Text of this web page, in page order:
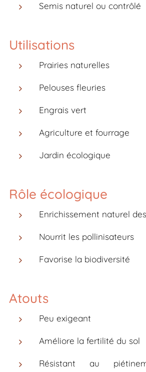
Semis naturel ou contrôlé
Utilisations
Prairies naturelles
Pelouses fleuries
Engrais vert
Agriculture et fourrage
Jardin écologique
Rôle écologique
Enrichissement naturel
Nourrit les pollinisateurs
Favorise la biodiversité
Atouts
Peu exigeant
Améliore la fertilité du sol
Résistant au